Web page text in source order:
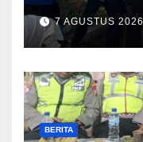
Titik
7 AGUSTUS 2026
BERITA